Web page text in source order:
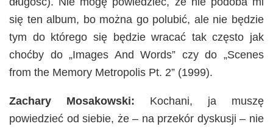
się ten album, bo można go polubić, ale nie będzie
tym do którego się będzie wracać tak często jak
choćby do „Images And Words” czy do „Scenes
from the Memory Metropolis Pt. 2” (1999).
Zachary Mosakowski: Kochani, ja muszę
powiedzieć od siebie, że – na przekór dyskusji – nie